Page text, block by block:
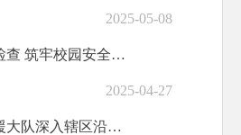
2025-05-08
强化日常安全检查 筑牢校园安全防线
2025-04-27
东乡县消防救援大队深入辖区沿街商铺开展消防诚信宣传活动